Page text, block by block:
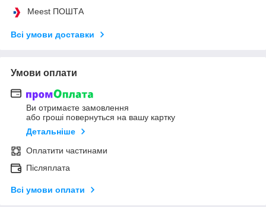
Meest ПОШТА
Всі умови доставки
Умови оплати
Ви отримаєте замовлення
або гроші повернуться на вашу картку
Детальніше
Оплатити частинами
Післяплата
Всі умови оплати